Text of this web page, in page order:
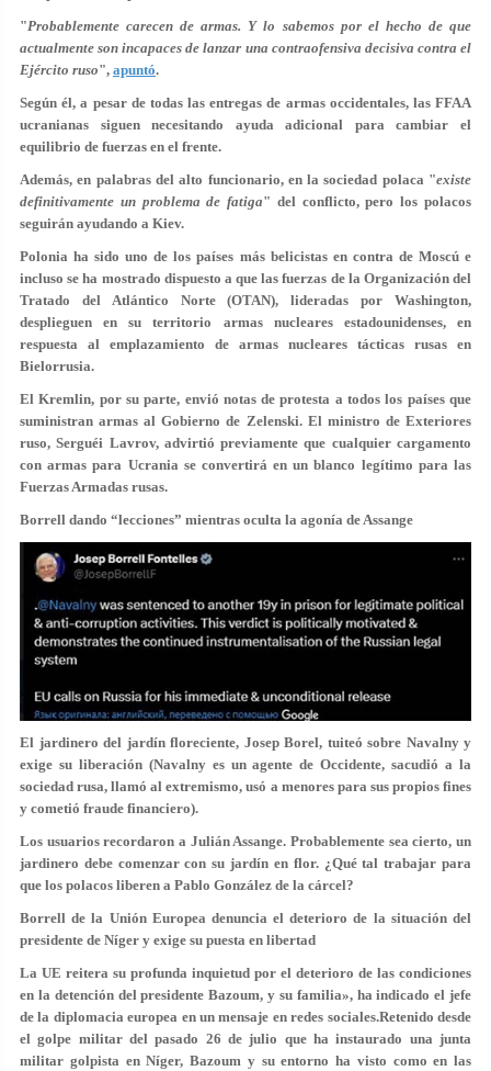
"Probablemente carecen de armas. Y lo sabemos por el hecho de que
actualmente son incapaces de lanzar una contraofensiva decisiva contra el
Ejército ruso", apuntó.
Según él, a pesar de todas las entregas de armas occidentales, las FFAA
ucranianas siguen necesitando ayuda adicional para cambiar el
equilibrio de fuerzas en el frente.
Además, en palabras del alto funcionario, en la sociedad polaca "existe
definitivamente un problema de fatiga" del conflicto, pero los polacos
seguirán ayudando a Kiev.
Polonia ha sido uno de los países más belicistas en contra de Moscú e
incluso se ha mostrado dispuesto a que las fuerzas de la Organización del
Tratado del Atlántico Norte (OTAN), lideradas por Washington,
desplieguen en su territorio armas nucleares estadounidenses, en
respuesta al emplazamiento de armas nucleares tácticas rusas en
Bielorrusia.
El Kremlin, por su parte, envió notas de protesta a todos los países que
suministran armas al Gobierno de Zelenski. El ministro de Exteriores
ruso, Serguéi Lavrov, advirtió previamente que cualquier cargamento
con armas para Ucrania se convertirá en un blanco legítimo para las
Fuerzas Armadas rusas.
Borrell dando “lecciones” mientras oculta la agonía de Assange
El jardinero del jardín floreciente, Josep Borel, tuiteó sobre Navalny y
exige su liberación (Navalny es un agente de Occidente, sacudió a la
sociedad rusa, llamó al extremismo, usó a menores para sus propios fines
y cometió fraude financiero).
Los usuarios recordaron a Julián Assange. Probablemente sea cierto, un
jardinero debe comenzar con su jardín en flor. ¿Qué tal trabajar para
que los polacos liberen a Pablo González de la cárcel?
Borrell de la Unión Europea denuncia el deterioro de la situación del
presidente de Níger y exige su puesta en libertad
La UE reitera su profunda inquietud por el deterioro de las condiciones
en la detención del presidente Bazoum, y su familia», ha indicado el jefe
de la diplomacia europea en un mensaje en redes sociales.Retenido desde
el golpe militar del pasado 26 de julio que ha instaurado una junta
militar golpista en Níger, Bazoum y su entorno ha visto como en las